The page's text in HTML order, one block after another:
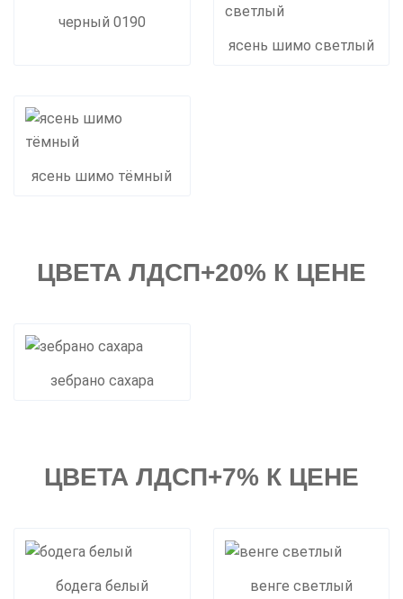
черный 0190
ясень шимо светлый
ясень шимо тёмный
ЦВЕТА ЛДСП+20% К ЦЕНЕ
зебрано сахара
ЦВЕТА ЛДСП+7% К ЦЕНЕ
бодега белый венге светлый